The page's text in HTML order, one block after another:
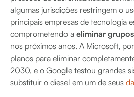
algumas jurisdições restringem o
principais empresas de tecnologia
comprometendo a eliminar
nos próximos anos. A Microsoft,
planos para eliminar
2030, e o Google testou grandes
substituir o diesel em um de seus